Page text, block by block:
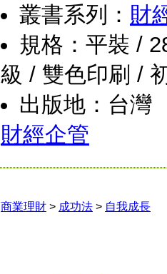
叢書系列： 財
規格：平裝 /
級 / 雙色印刷 /
出版地：台灣
財經企管
商業理財 > 成功法 > 自我成長